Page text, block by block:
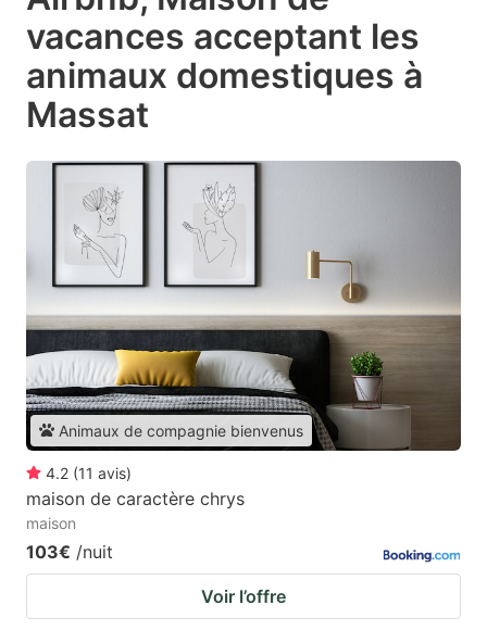
vacances acceptant les
animaux domestiques à
Massat
Animaux de compagnie bienvenus
4.2 (11 avis)
maison de caractère chrys
maison
103€ /nuit
Voir l’offre